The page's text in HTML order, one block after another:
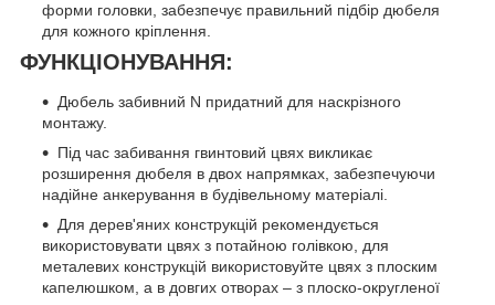
форми головки, забезпечує правильний підбір дюбеля
для кожного кріплення.
ФУНКЦІОНУВАННЯ:
Дюбель забивний N придатний для наскрізного
монтажу.
Під час забивання гвинтовий цвях викликає
розширення дюбеля в двох напрямках, забезпечуючи
надійне анкерування в будівельному матеріалі.
Для дерев'яних конструкцій рекомендується
використовувати цвях з потайною голівкою, для
металевих конструкцій використовуйте цвях з плоским
капелюшком, а в довгих отворах – з плоско-округленої